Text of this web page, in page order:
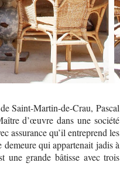
Saint-Martin-de-Crau, Pascal
d’œuvre dans une société
assurance qu’il entreprend les
qui appartenait jadis à
une grande bâtisse avec trois